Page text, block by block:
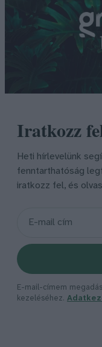
Iratkozz
Heti hírlevelünk
fenntarthatóság
iratkozz fel, és
E-mail-címem
kezeléséhez.